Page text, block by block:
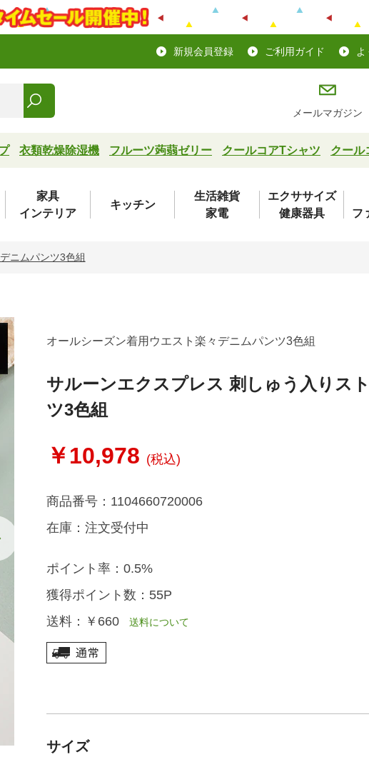
新規会員登録 ご利用ガイド
メールマガジン
衣類乾燥除湿機 フルーツ蒟蒻ゼリー クールコアTシャツ クール
家具
インテリア
キッチン
生活雑貨
家電
エクササイズ
健康器具
フ
ニムパンツ3色組
オールシーズン着用ウエスト楽々デニムパンツ3色組
サルーンエクスプレス 刺しゅう入りス
ツ3色組
￥10,978 (税込)
商品番号： 1104660720006
在庫： 注文受付中
ポイント率： 0.5%
獲得ポイント数： 55P
送料： ￥660送料について
サイズ